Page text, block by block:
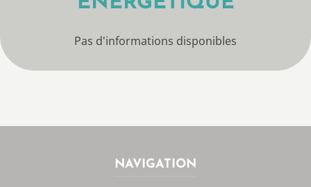
Pas d'informations disponibles
NAVIGATION